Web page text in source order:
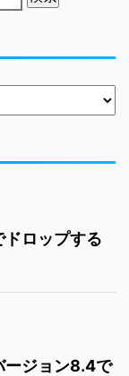
ロップする
ージョン8.4で